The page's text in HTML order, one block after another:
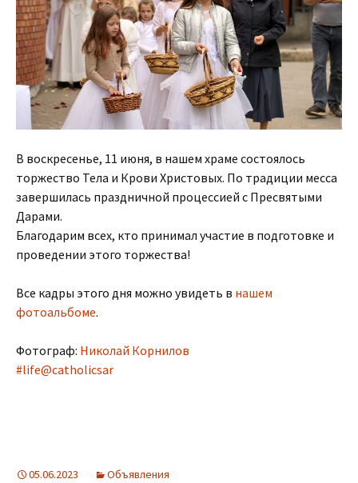
В воскресенье, 11 июня, в нашем храме состоялось
торжество Тела и Крови Христовых. По традиции месса
завершилась праздничной процессией с Пресвятыми
Дарами.
Благодарим всех, кто принимал участие в подготовке и
проведении этого торжества!
Все кадры этого дня можно увидеть в нашем
фотоальбоме.
Фотограф: Николай Корнилов
#life@catholicsar
05.06.2023 Объявления